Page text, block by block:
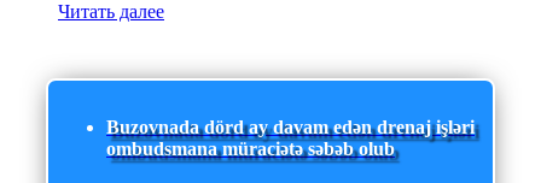
Читать далее
Buzovnada dörd ay davam edən drenaj işləri
ombudsmana müraciətə səbəb olub